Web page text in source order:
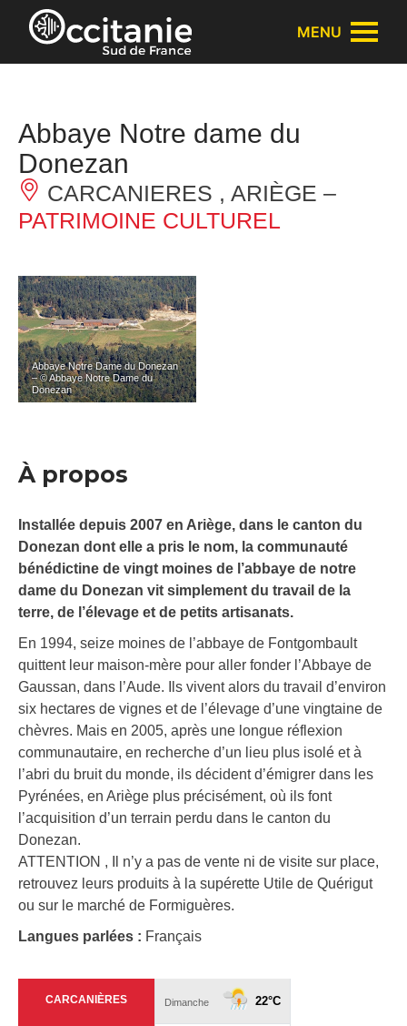
Panneau de gestion des cookies
MENU
Abbaye Notre dame du
Donezan
CARCANIERES , ARIÈGE –
PATRIMOINE CULTUREL
Abbaye Notre Dame du Donezan
– © Abbaye Notre Dame du
Donezan
À propos
Installée depuis 2007 en Ariège, dans le canton du
Donezan dont elle a pris le nom, la communauté
bénédictine de vingt moines de l’abbaye de notre
dame du Donezan vit simplement du travail de la
terre, de l’élevage et de petits artisanats.
En 1994, seize moines de l’abbaye de Fontgombault
quittent leur maison-mère pour aller fonder l’Abbaye de
Gaussan, dans l’Aude. Ils vivent alors du travail d’environ
six hectares de vignes et de l’élevage d’une vingtaine de
chèvres. Mais en 2005, après une longue réflexion
communautaire, en recherche d’un lieu plus isolé et à
l’abri du bruit du monde, ils décident d’émigrer dans les
Pyrénées, en Ariège plus précisément, où ils font
l’acquisition d’un terrain perdu dans le canton du
Donezan.
ATTENTION , Il n’y a pas de vente ni de visite sur place,
retrouvez leurs produits à la supérette Utile de Quérigut
ou sur le marché de Formiguères.
Langues parlées : Français